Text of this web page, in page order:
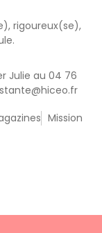
rigoureux(se),
Julie au 04 76
Mission